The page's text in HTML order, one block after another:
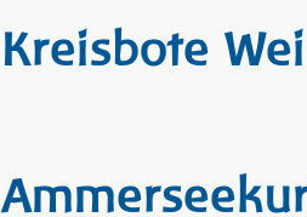
Kreisbote